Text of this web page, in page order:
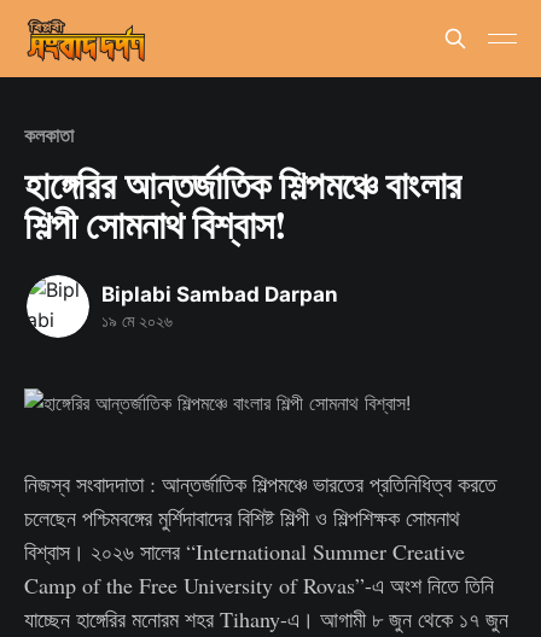
কলকাতা
হাঙ্গেরির আন্তর্জাতিক শিল্পমঞ্চে বাংলার
শিল্পী সোমনাথ বিশ্বাস!
Biplabi Sambad Darpan
১৯ মে ২০২৬
নিজস্ব সংবাদদাতা : আন্তর্জাতিক শিল্পমঞ্চে ভারতের প্রতিনিধিত্ব করতে
চলেছেন পশ্চিমবঙ্গের মুর্শিদাবাদের বিশিষ্ট শিল্পী ও শিল্পশিক্ষক সোমনাথ
বিশ্বাস। ২০২৬ সালের “International Summer Creative
Camp of the Free University of Rovas”-এ অংশ নিতে তিনি
যাচ্ছেন হাঙ্গেরির মনোরম শহর Tihany-এ। আগামী ৮ জুন থেকে ১৭ জুন